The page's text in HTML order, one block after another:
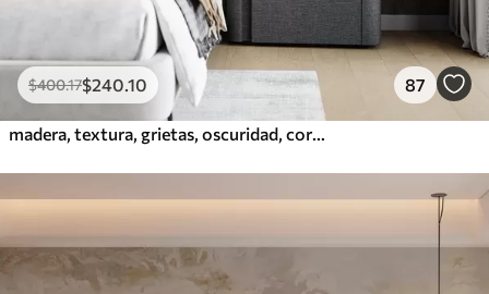
$400.17$240 .10 87